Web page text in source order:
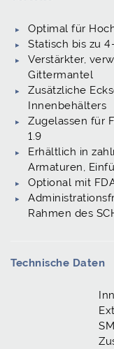
Optimal für
Statisch bis zu
Verstärkter,
Gittermantel
Zusätzliche
Innenbehälters
Zugelassen für
1.9
Erhältlich in
Armaturen,
Optional mit
Rahmen des
Technische Daten